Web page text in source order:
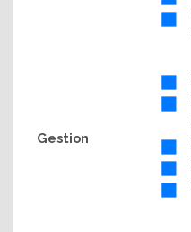
Gestion